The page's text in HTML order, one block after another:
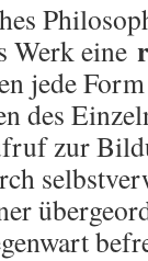
Werk eine
jede
des
zur